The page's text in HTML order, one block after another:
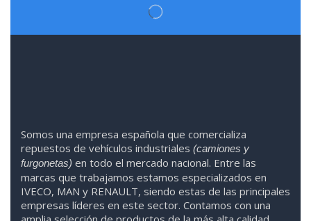
Somos una empresa española que comercializa
repuestos de vehículos industriales (camiones y
furgonetas) en todo el mercado nacional. Entre las
marcas que trabajamos estamos especializados en
IVECO, MAN y RENAULT, siendo estas de las principales
empresas líderes en este sector. Contamos con una